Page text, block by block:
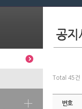
Total 45건
번호